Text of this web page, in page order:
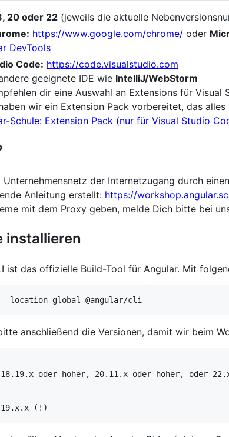
20 oder 22 (jeweils die aktuelle
https://www.google.com/chrome/ oder
DevTools
Code: https://code.visualstudio.com
geeignete IDE wie IntelliJ/WebStorm
dir eine Auswahl an Extensions für Visual
wir ein Extension Pack vorbereitet, das
Schule: Extension Pack (nur für Visual Studio
Unternehmensnetz der Internetzugang durch
Anleitung erstellt: https://
mit dem Proxy geben, melde Dich bitte bei
installieren
ist das offizielle Build-Tool für Angular. Mit
location=global @angular/cli
anschließend die Versionen, damit wir beim
oder höher, 20.11.x oder höher, oder